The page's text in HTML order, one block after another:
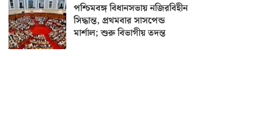
পশ্চিমবঙ্গ বিধানসভায় নজিরবিহীন
সিদ্ধান্ত, প্রথমবার সাসপেন্ড
মার্শাল; শুরু বিভাগীয় তদন্ত